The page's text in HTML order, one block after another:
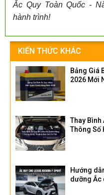
Ắc Quy Toàn Quốc -
hành trình!
KIẾN THỨC KHÁC
Bảng Giá
2026 Mới
Thay Bình
Thông Số
Hướng
dưỡng Ắc